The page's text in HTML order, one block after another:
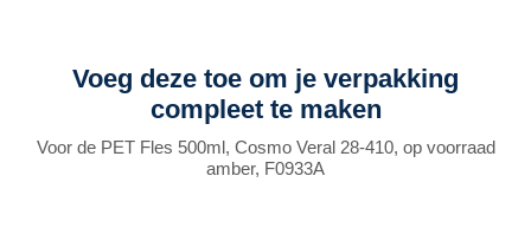
Voeg deze toe om je verpakking
compleet te maken
Voor de PET Fles 500ml, Cosmo Veral 28-410, op voorraad
amber, F0933A